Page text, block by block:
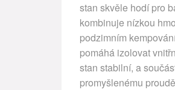
stan skvěle hodí pro
kombinuje nízkou
podzimním
pomáhá izolovat
stan stabilní, a
promyšlenému